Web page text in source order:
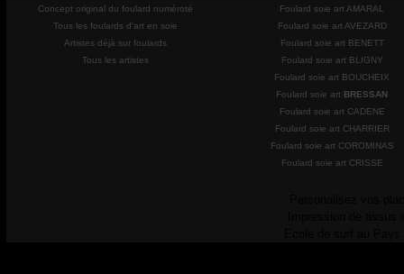
Concept original du foulard numéroté
Tous les foulards d'art en soie
Artistes déjà sur foulards
Tous les artistes
Foulard soie art AMARAL
Foulard soie art AVEZARD
Foulard soie art BENETT
Foulard soie art BLIGNY
Foulard soie art BOUCHEIX
Foulard soie art BRESSAN
Foulard soie art CADENE
Foulard soie art CHARRIER
Foulard soie art COROMINAS
Foulard soie art CRISSE